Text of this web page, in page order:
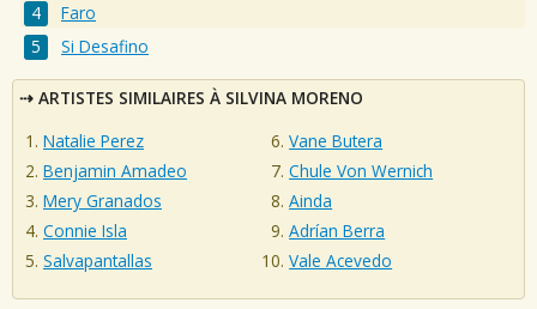
Faro
Si Desafino
ARTISTES SIMILAIRES À SILVINA MORENO
Natalie Perez
Benjamin Amadeo
Mery Granados
Connie Isla
Salvapantallas
Vane Butera
Chule Von Wernich
Ainda
Adrían Berra
Vale Acevedo